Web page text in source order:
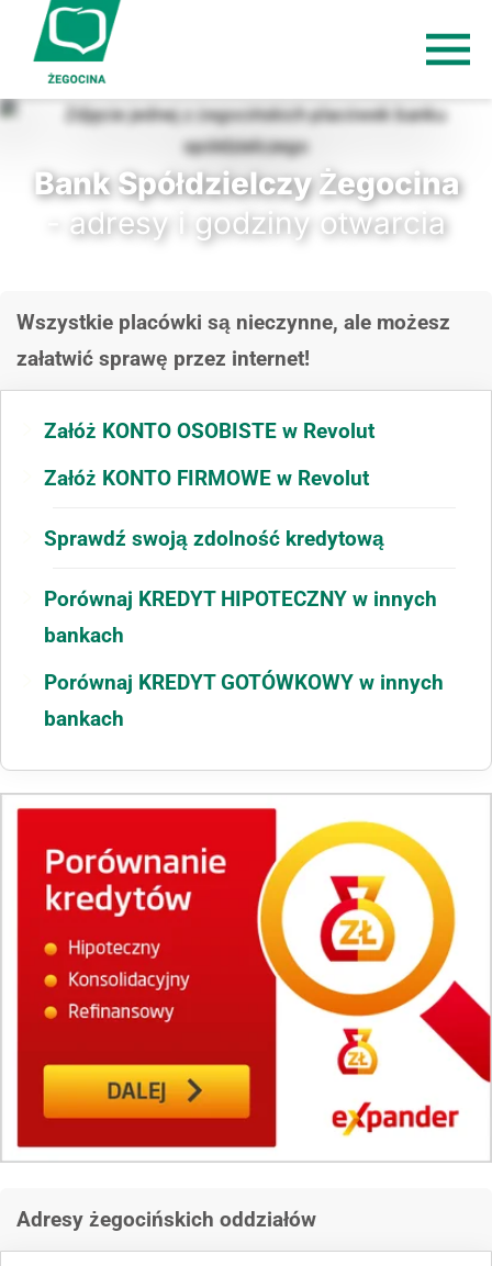
Bank Spółdzielczy Żegocina
- adresy i godziny otwarcia
Wszystkie placówki są nieczynne, ale możesz
załatwić sprawę przez internet!
Załóż KONTO OSOBISTE w Revolut
Załóż KONTO FIRMOWE w Revolut
Sprawdź swoją zdolność kredytową
Porównaj KREDYT HIPOTECZNY w innych
bankach
Porównaj KREDYT GOTÓWKOWY w innych
bankach
Adresy żegocińskich oddziałów